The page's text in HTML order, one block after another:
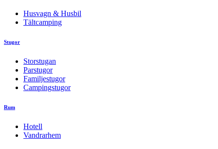
Husvagn & Husbil
Tältcamping
Stugor
Storstugan
Parstugor
Familjestugor
Campingstugor
Rum
Hotell
Vandrarhem